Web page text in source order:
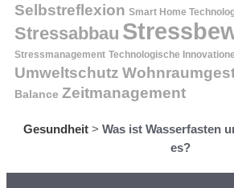
Selbstreflexion Smart Home
Stressabbau
Stressmanagement Technologische
Umweltschutz
Balance Zeitmanagement
Gesundheit > Was ist Wasserfasten
es?